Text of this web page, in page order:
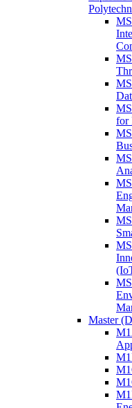
for
Master